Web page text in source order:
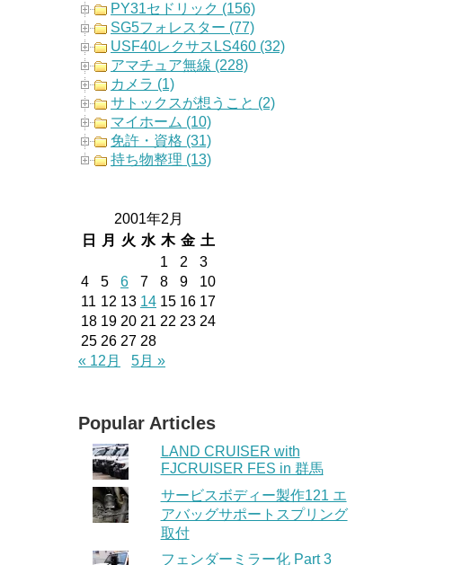
PY31セドリック (156)
SG5フォレスター (77)
USF40レクサスLS460 (32)
アマチュア無線 (228)
カメラ (1)
サトックスが想うこと (2)
マイホーム (10)
免許・資格 (31)
持ち物整理 (13)
2001年2月
日
月 火 水 木 金 土
1
2
3
4
5 6 7 8 9
10
11 12 13 14 15 16 17
18 19 20 21 22 23 24
25 26 27 28
« 12月
5月 »
Popular Articles
LAND CRUISER with
FJCRUISER FES in 群馬
サービスボディー製作121 エ
アバッグサポートスプリング
取付
フェンダーミラー化 Part 3